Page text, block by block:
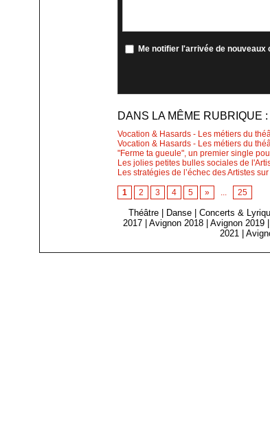
Me notifier l'arrivée de nouveaux
DANS LA MÊME RUBRIQUE :
Vocation & Hasards - Les métiers du
Vocation & Hasards - Les métiers du
"Ferme ta gueule", un premier single
Les jolies petites bulles sociales de
Les stratégies de l’échec des Artistes
1 2 3 4 5 » ... 25
Théâtre Danse |Concerts &
2017
|Avignon 2018 |Avignon 2019
2021
|